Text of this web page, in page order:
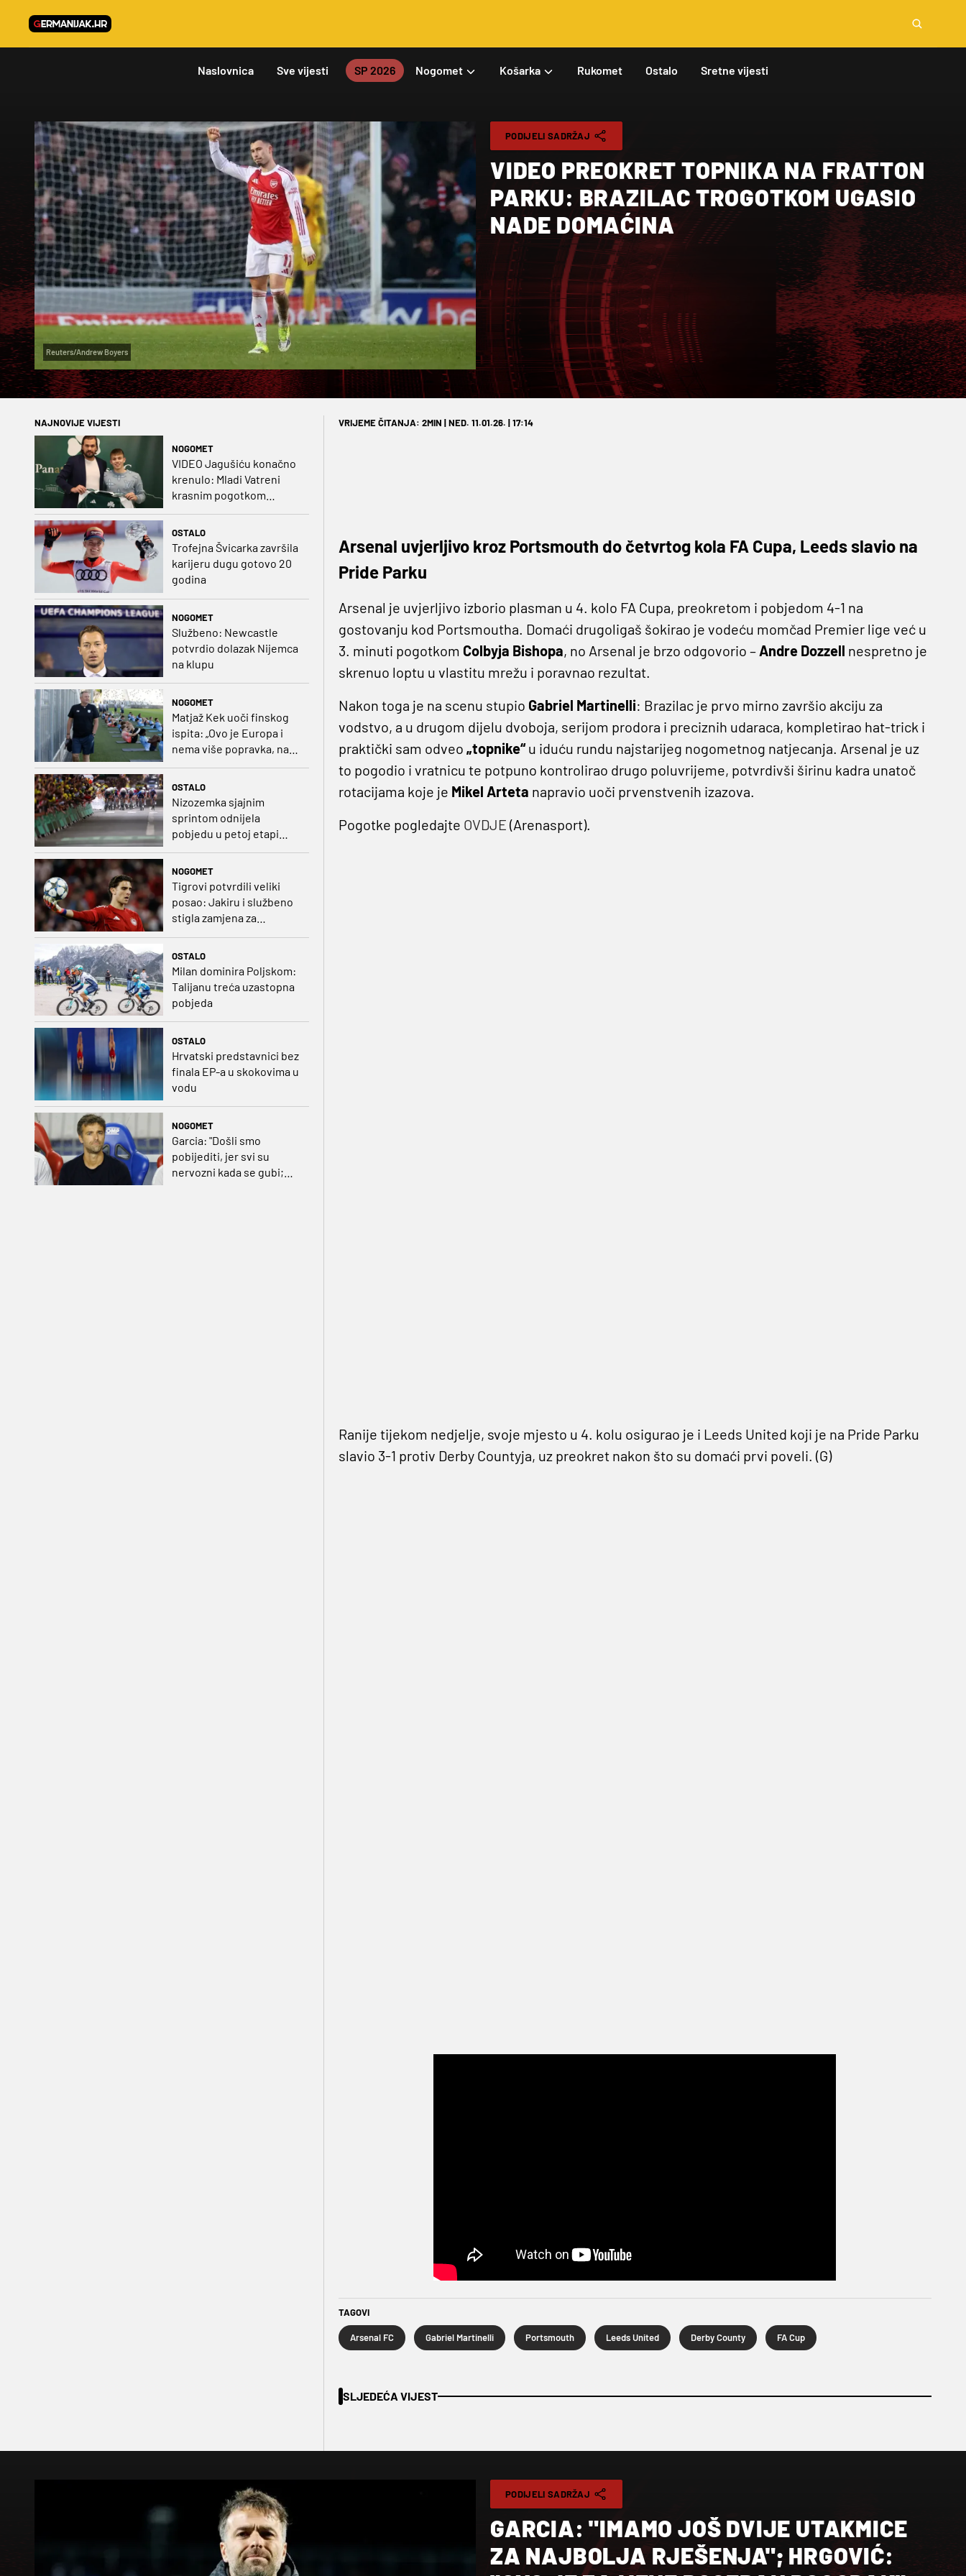
Naslovnica Sve vijesti SP 2026 Nogomet Košarka Rukomet Ostalo Sretne vijesti
Reuters/Andrew Boyers
PODIJELI SADRŽAJ
VIDEO PREOKRET TOPNIKA NA FRATTON
PARKU: BRAZILAC TROGOTKOM UGASIO
NADE DOMAĆINA
NAJNOVIJE VIJESTI
NOGOMET
VIDEO Jagušiću konačno
krenulo: Mladi Vatreni
krasnim pogotkom
OSTALO
Trofejna Švicarka završila
karijeru dugu gotovo 20
godina
NOGOMET
Službeno: Newcastle
potvrdio dolazak Nijemca
na klupu
NOGOMET
Matjaž Kek uoči finskog
ispita: „Ovo je Europa i
nema više popravka, na
Rujevici se nešto pita i
OSTALO
Nizozemka sjajnim
sprintom odnijela
pobjedu u petoj etapi
NOGOMET
Tigrovi potvrdili veliki
posao: Jakiru i službeno
stigla zamjena za
OSTALO
Milan dominira Poljskom:
Talijanu treća uzastopna
pobjeda
OSTALO
Hrvatski predstavnici bez
finala EP-a u skokovima u
vodu
NOGOMET
Garcia: "Došli smo
pobijediti, jer svi su
nervozni kada se gubi;
VRIJEME ČITANJA: 2MIN | NED. 11.01.26. | 17:14
Arsenal uvjerljivo kroz Portsmouth do četvrtog kola FA Cupa, Leeds slavio na
Pride Parku
Arsenal je uvjerljivo izborio plasman u 4. kolo FA Cupa, preokretom i pobjedom 4-1 na
gostovanju kod Portsmoutha. Domaći drugoligaš šokirao je vodeću momčad Premier lige već u
3. minuti pogotkom Colbyja Bishopa, no Arsenal je brzo odgovorio – Andre Dozzell nespretno je
skrenuo loptu u vlastitu mrežu i poravnao rezultat.
Nakon toga je na scenu stupio Gabriel Martinelli: Brazilac je prvo mirno završio akciju za
vodstvo, a u drugom dijelu dvoboja, serijom prodora i preciznih udaraca, kompletirao hat-trick i
praktički sam odveo „topnike“u iduću rundu najstarijeg nogometnog natjecanja. Arsenal je uz
to pogodio i vratnicu te potpuno kontrolirao drugo poluvrijeme, potvrdivši širinu kadra unatoč
rotacijama koje je Mikel Arteta napravio uoči prvenstvenih izazova.
Pogotke pogledajte OVDJE (Arenasport).
Ranije tijekom nedjelje, svoje mjesto u 4. kolu osigurao je i Leeds United koji je na Pride Parku
slavio 3-1 protiv Derby Countyja, uz preokret nakon što su domaći prvi poveli. (G)
TAGOVI
Arsenal FC Gabriel Martinelli Portsmouth Leeds United Derby County FA Cup
SLJEDEĆA VIJEST
PODIJELI SADRŽAJ
GARCIA: "IMAMO JOŠ DVIJE UTAKMICE
ZA NAJBOLJA RJEŠENJA"; HRGOVIĆ: